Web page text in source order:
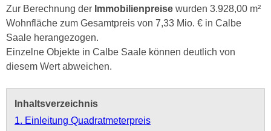
Zur Berechnung der Immobilienpreise wurden 3.928,00 m²
Wohnfläche zum Gesamtpreis von 7,33 Mio. € in Calbe
Saale herangezogen.
Einzelne Objekte in Calbe Saale können deutlich von
diesem Wert abweichen.
Inhaltsverzeichnis
1. Einleitung Quadratmeterpreis